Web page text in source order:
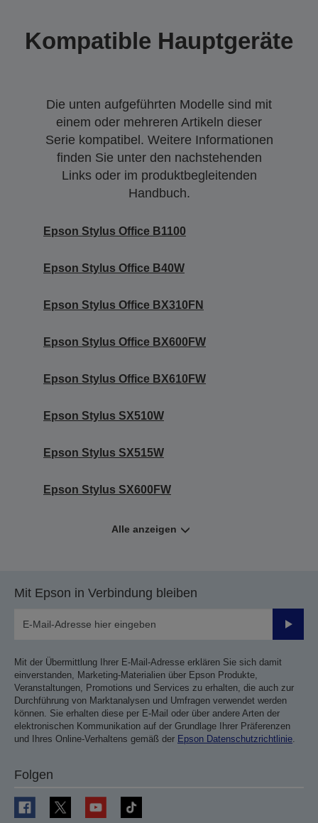
Kompatible Hauptgeräte
Die unten aufgeführten Modelle sind mit
einem oder mehreren Artikeln dieser
Serie kompatibel. Weitere Informationen
finden Sie unter den nachstehenden
Links oder im produktbegleitenden
Handbuch.
Epson Stylus Office B1100
Epson Stylus Office B40W
Epson Stylus Office BX310FN
Epson Stylus Office BX600FW
Epson Stylus Office BX610FW
Epson Stylus SX510W
Epson Stylus SX515W
Epson Stylus SX600FW
Alle anzeigen
Mit Epson in Verbindung bleiben
Mit der Übermittlung Ihrer E-Mail-Adresse erklären Sie sich damit
einverstanden, Marketing-Materialien über Epson Produkte,
Veranstaltungen, Promotions und Services zu erhalten, die auch zur
Durchführung von Marktanalysen und Umfragen verwendet werden
können. Sie erhalten diese per E-Mail oder über andere Arten der
elektronischen Kommunikation auf der Grundlage Ihrer Präferenzen
und Ihres Online-Verhaltens gemäß der Epson Datenschutzrichtlinie
Folgen